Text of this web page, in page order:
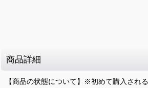
商品詳細
【商品の状態について】※初めて購入され